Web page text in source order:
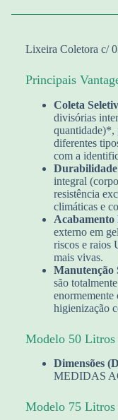
Lixeira Coletora c/
Principais
Coleta
divisórias
quantidade)*,
diferentes
com a
integral
resistência
climáticas e
externo em
riscos e raios
mais vivas.
Manutenção
são
enormemente
higienização
Modelo 50 Litros
Dimensões
MEDIDAS
Modelo 75 Litros